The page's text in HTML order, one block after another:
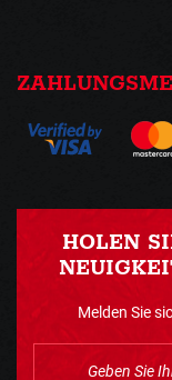
HOLEN
Melden Sie